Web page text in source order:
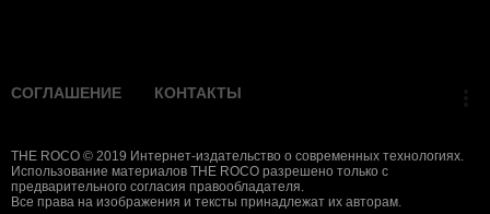
СОГЛАШЕНИЕ КОНТАКТЫ
THE ROCO © 2019 Интернет-издательство о современных технологиях.
Использование материалов THE ROCO разрешено только с
предварительного согласия правообладателя.
Все права на изображения и тексты принадлежат их авторам.